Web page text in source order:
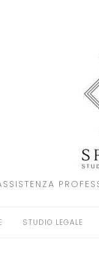
STUDIO LEGALE